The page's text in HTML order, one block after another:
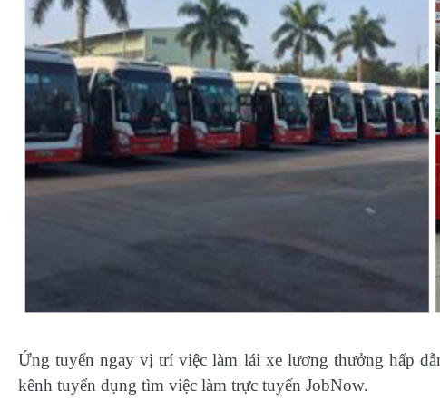
Ứng tuyển ngay vị trí việc làm lái xe lương thưởng hấp
kênh tuyển dụng tìm việc làm trực tuyến JobNow.